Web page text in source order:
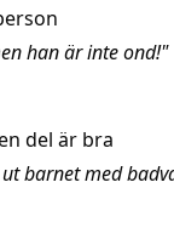
han är inte ond!"
del är bra
barnet med